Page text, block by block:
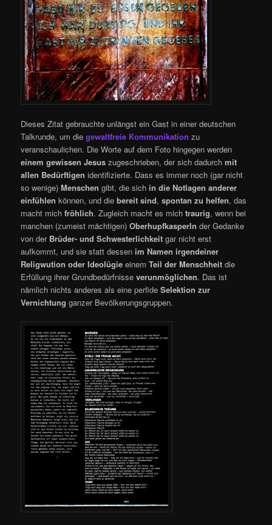
Dieses Zitat gebrauchte unlängst ein Gast in einer deutschen
Talkrunde, um diegewaltfreie Kommunikation zu
veranschaulichen. Die Worte auf dem Foto hingegen werden
einem gewissen Jesus zugeschrieben, der sich dadurchmit
allen Bedürftigen identifizierte. Dass es immer noch (gar nicht
so wenige)Menschen gibt, die sich in die Notlagen anderer
einfühlen können, und diebereit sind,spontan zu helfen, das
macht michfröhlich. Zugleich macht es michtraurig, wenn bei
manchen (zumeist mächtigen)Oberhupfkasperln der Gedanke
von der Brüder- und Schwesterlichkeit gar nicht erst
aufkommt, und sie statt dessen im Namen irgendeiner
Religwution oder Ideolügie einemTeil der Menschheit die
Erfüllung ihrer Grundbedürfnisse verunmöglichen. Das ist
nämlich nichts anderes als eine perfideSelektion zur
Vernichtung ganzer Bevölkerungsgruppen.